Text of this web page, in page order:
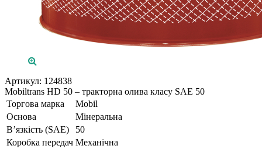
Артикул: 124838
Mobiltrans HD 50 – тракторна олива класу SAE 50
Торгова марка
Mobil
Основа
Мінеральна
В’язкість (SAE)
50
Коробка передач Механічна